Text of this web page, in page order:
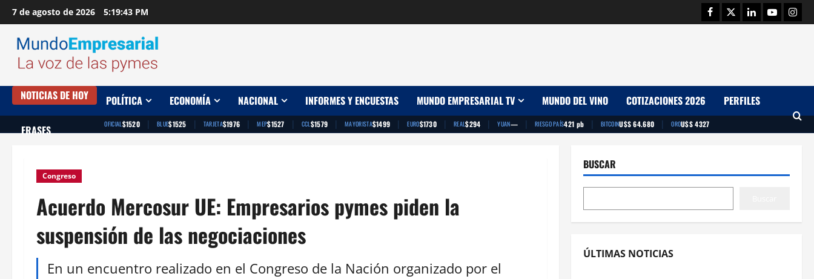
Saltar
al
contenido
7 de agosto de 2026 5:19:44 PM Facebook
TwitterLinkedinYoutube
NOTICIAS DE HOY POLÍTICA ECONOMÍA NACIONAL INFORMES Y ENCUESTAS MUNDO EMPRESARIAL TV MUNDO DEL VINO COTIZACIONES 2026 PERFILES
FRASES OFICIAL$1520 | BLUE$1525 | TARJETA$1976 | MEP$1527 | CCL$1579 | MAYORISTA$1499 | EURO$1730 | REAL$294 | YUAN— | RIESGO PAÍS421 pb | BITCOINU$S 64.680 | OROU$S 4327
Congreso
Acuerdo Mercosur UE: Empresarios pymes piden la
suspensión de las negociaciones
En un encuentro realizado en el Congreso de la Nación organizado por el
BUSCAR
ÚLTIMAS NOTICIAS